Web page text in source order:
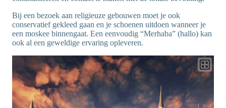
Bij een bezoek aan religieuze gebouwen moet je ook
conservatief gekleed gaan en je schoenen uitdoen wanneer je
een moskee binnengaat. Een eenvoudig “Merhaba” (hallo) kan
ook al een geweldige ervaring opleveren.